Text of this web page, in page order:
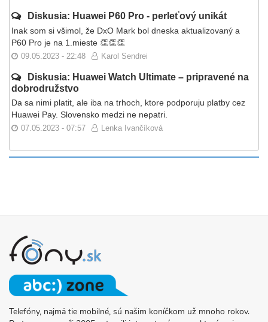
Diskusia: Huawei P60 Pro - perleťový unikát
Inak som si všimol, že DxO Mark bol dneska aktualizovaný a
P60 Pro je na 1.mieste 👏👏👏
09.05.2023 - 22:48 Karol Sendrei
Diskusia: Huawei Watch Ultimate – pripravené na
dobrodružstvo
Da sa nimi platit, ale iba na trhoch, ktore podporuju platby cez
Huawei Pay. Slovensko medzi ne nepatri.
07.05.2023 - 07:57 Lenka Ivančíková
Telefóny, najmä tie mobilné, sú našim koníčkom už mnoho rokov.